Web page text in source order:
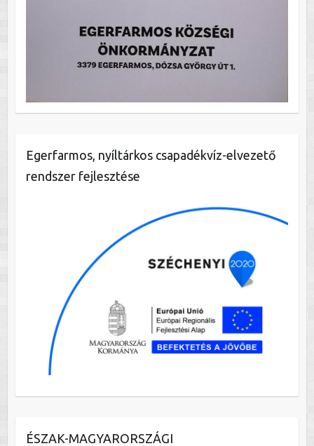
Egerfarmos, nyíltárkos csapadékvíz-elvezető
rendszer fejlesztése
ÉSZAK-MAGYARORSZÁGI